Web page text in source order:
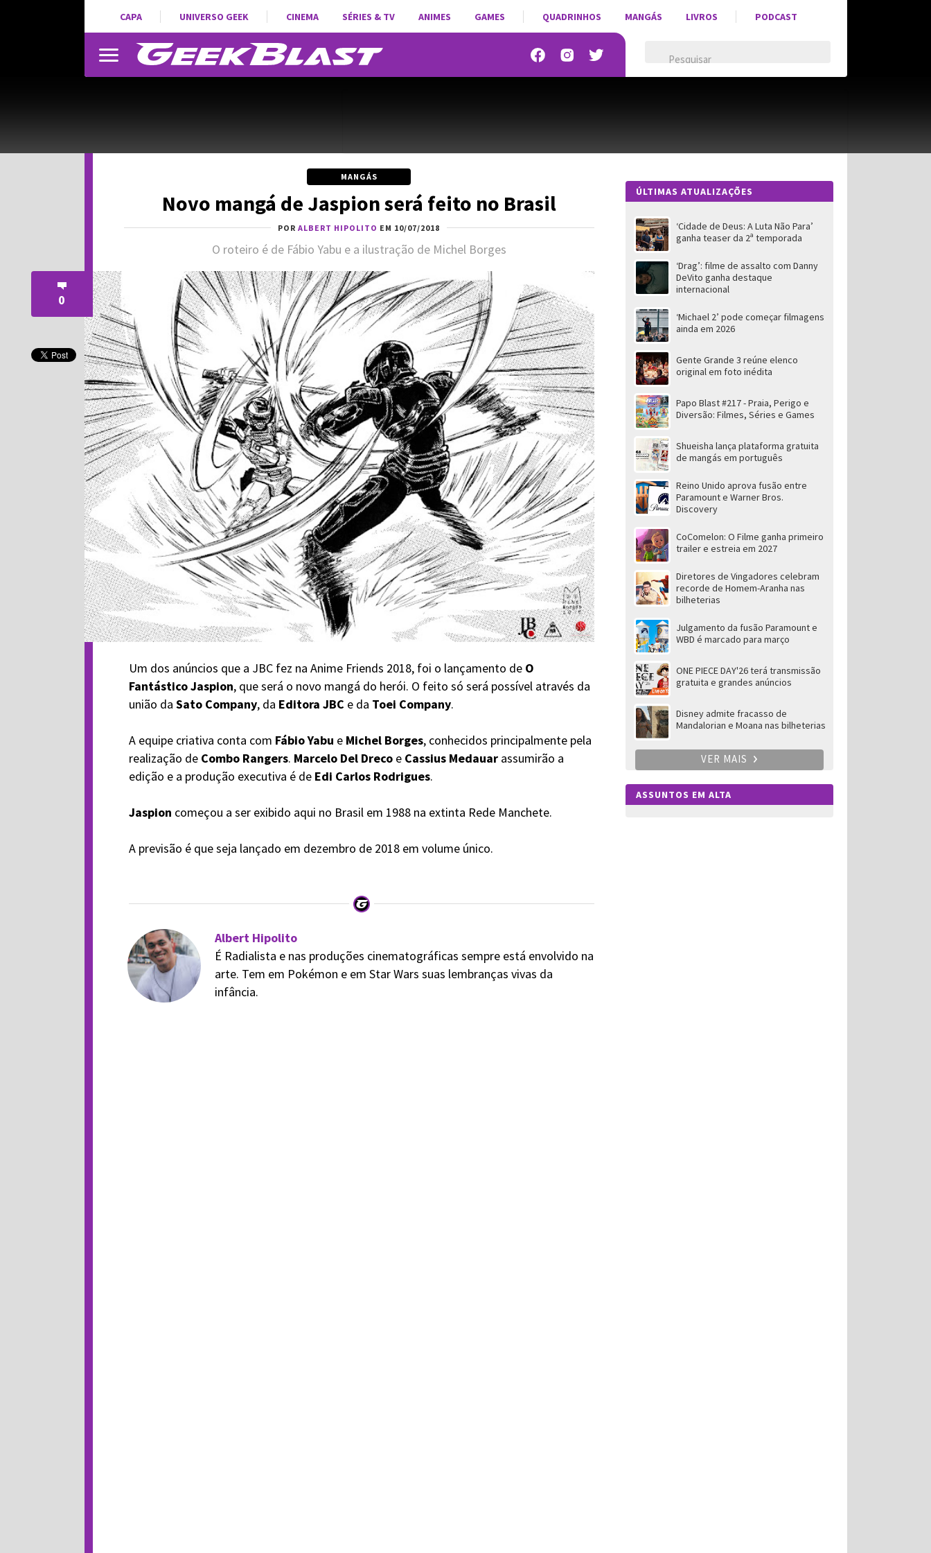
CAPA UNIVERSO GEEK CINEMA SÉRIES & TV ANIMES GAMES QUADRINHOS MANGÁS LIVROS PODCAST
MANGÁS
Novo mangá de Jaspion será feito no Brasil
POR ALBERT HIPOLITO EM 10/07/2018
O roteiro é de Fábio Yabu e a ilustração de Michel Borges
Um dos anúncios que a JBC fez na Anime Friends 2018, foi o lançamento de O
Fantástico Jaspion, que será o novo mangá do herói. O feito só será possível através da
união da Sato Company, da Editora JBC e da Toei Company.
A equipe criativa conta com Fábio Yabu e Michel Borges, conhecidos principalmente pela
realização de Combo Rangers. Marcelo Del Drecoe Cassius Medauarassumirão a
edição e a produção executiva é de Edi Carlos Rodrigues.
Jaspion começou a ser exibido aqui no Brasil em 1988 na extinta Rede Manchete.
A previsão é que seja lançado em dezembro de 2018 em volume único.
0
Albert Hipolito
É Radialista e nas produções cinematográficas sempre está envolvido na
arte. Tem em Pokémon e em Star Wars suas lembranças vivas da
infância.
ÚLTIMAS ATUALIZAÇÕES
‘Cidade de Deus: A Luta Não Para’
ganha teaser da 2ª temporada
‘Drag’: filme de assalto com Danny
DeVito ganha destaque
internacional
‘Michael 2’ pode começar filmagens
ainda em 2026
Gente Grande 3 reúne elenco
original em foto inédita
Papo Blast #217 - Praia, Perigo e
Diversão: Filmes, Séries e Games
Shueisha lança plataforma gratuita
de mangás em português
Reino Unido aprova fusão entre
Paramount e Warner Bros.
Discovery
CoComelon: O Filme ganha primeiro
trailer e estreia em 2027
Diretores de Vingadores celebram
recorde de Homem-Aranha nas
bilheterias
Julgamento da fusão Paramount e
WBD é marcado para março
ONE PIECE DAY'26 terá transmissão
gratuita e grandes anúncios
Disney admite fracasso de
Mandalorian e Moana nas bilheterias
VER MAIS
ASSUNTOS EM ALTA